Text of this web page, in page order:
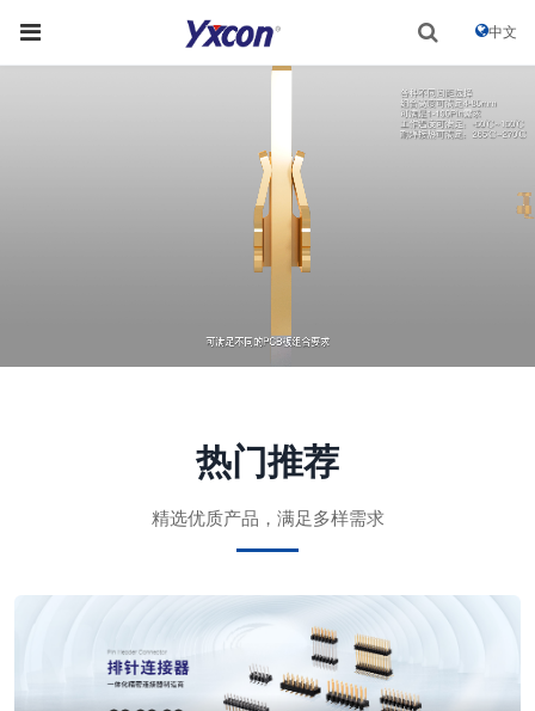
中文
热门推荐
精选优质产品，满足多样需求